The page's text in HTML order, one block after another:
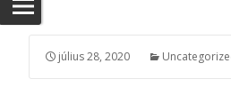
július 28, 2020